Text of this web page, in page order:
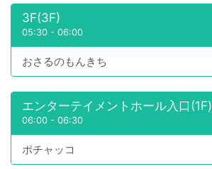
3F(3F)
05:30 - 06:00
おさるのもんきち
エンターテイメントホール入口(1F)
06:00 - 06:30
ポチャッコ